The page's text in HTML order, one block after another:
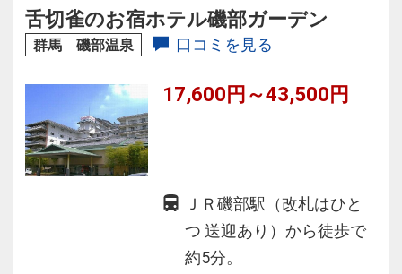
舌切雀のお宿ホテル磯部ガーデン
群馬 磯部温泉 口コミを見る
17,600円～43,500円
ＪＲ磯部駅（改札はひと
つ 送迎あり）から徒歩で
約5分。